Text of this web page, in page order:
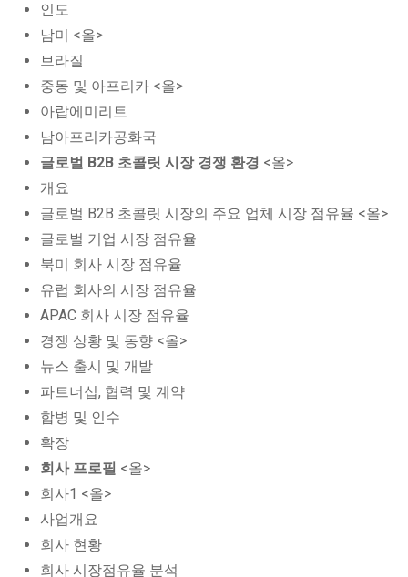
인도
남미 <올>
브라질
중동 및 아프리카 <올>
아랍에미리트
남아프리카공화국
글로벌 B2B 초콜릿 시장 경쟁 환경 <올>
개요
글로벌 B2B 초콜릿 시장의 주요 업체 시장 점유율 <올>
글로벌 기업 시장 점유율
북미 회사 시장 점유율
유럽 회사의 시장 점유율
APAC 회사 시장 점유율
경쟁 상황 및 동향 <올>
뉴스 출시 및 개발
파트너십, 협력 및 계약
합병 및 인수
확장
회사 프로필 <올>
회사1 <올>
사업개요
회사 현황
회사 시장점유율 분석